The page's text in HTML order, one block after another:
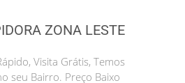
ZONA LESTE
Visita Grátis, Temos
seu Bairro. Preço Baixo